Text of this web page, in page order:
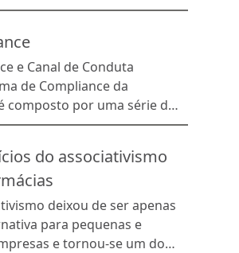
farmácias das redes
para aumentar a
e a competitividade das
a solução proporciona um
de entregas
da farmácia. No
e Canal de Conduta
de Compliance da
composto por uma série de
assegurar a adoção de
às leis do país, aos
da empresa, bem
Código de Conduta e
Com o objetivo de
[…]
do associativismo
deixou de ser apenas
para pequenas e
e tornou-se um dos